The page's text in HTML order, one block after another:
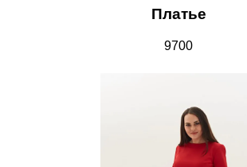
Платье
9700